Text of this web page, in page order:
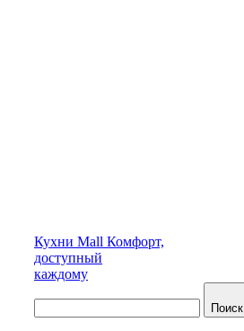
Кухни Mall Комфорт,
доступный
каждому
Поиск